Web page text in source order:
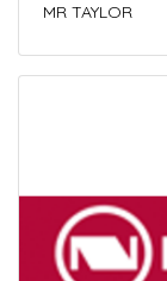
MR TAYLOR